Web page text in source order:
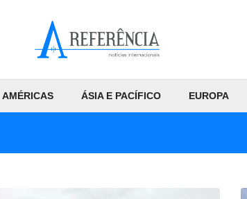
AMÉRICAS ÁSIA E PACÍFICO EUROPA